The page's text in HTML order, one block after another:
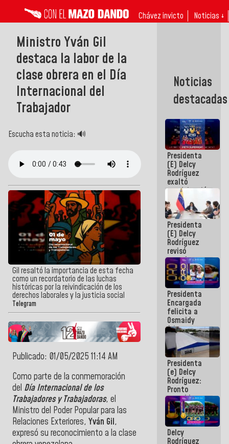
Chávez invicto Noticias ↓
Ministro Yván Gil
destaca la labor de la
clase obrera en el Día
Internacional del
Trabajador
Escucha esta noticia: 🔊
Gil resaltó la importancia de esta fecha
como un recordatorio de las luchas
históricas por la reivindicación de los
derechos laborales y la justicia social
Telegram
Publicado: 01/05/2025 11:14 AM
Como parte de la conmemoración
del Día Internacional de los
Trabajadores y Trabajadoras, el
Ministro del Poder Popular para las
Relaciones Exteriores, Yván Gil,
expresó su reconocimiento a la clase
Noticias
destacadas
Presidenta
(E) Delcy
Rodríguez
exaltó
participación
de
Venezuela
en Juegos
Centroamericanos
y del Caribe
2026
Presidenta
(E) Delcy
Rodríguez
revisó
agenda
económica y
ejecución de
fondos de
emergencia
post-sismos
Presidenta
Encargada
felicita a
Osmaidy
Arias y
Giraly
Marcano por
hacer
historia en
los
Centroamericanos
Presidenta
(e) Delcy
Rodríguez:
Pronto
restableceremos
las
operaciones
en el
Aeropuerto
Delcy
Rodríguez